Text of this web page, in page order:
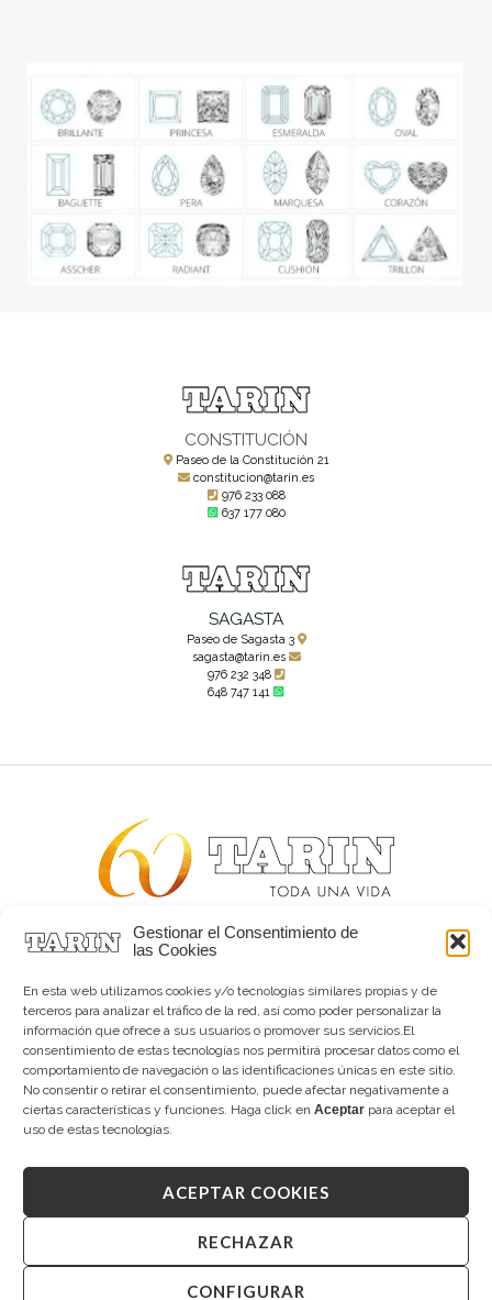
Gestionar el Consentimiento de
las Cookies
En esta web utilizamos cookies y/o tecnologías similares propias y de
terceros para analizar el tráfico de la red, así como poder personalizar la
información que ofrece a sus usuarios o promover sus servicios.El
consentimiento de estas tecnologías nos permitirá procesar datos como el
comportamiento de navegación o las identificaciones únicas en este sitio.
No consentir o retirar el consentimiento, puede afectar negativamente a
ciertas características y funciones. Haga click en Aceptar para aceptar el
uso de estas tecnologías.
ACEPTAR COOKIES
RECHAZAR
CONFIGURAR
CONSTITUCIÓN
Paseo de la Constitución 21
constitucion@tarin.es
976 233 088
637 177 080
SAGASTA
Paseo de Sagasta 3
sagasta@tarin.es
976 232 348
648 747 141
Alta joyería desde 1963
Tarín Magazine
Contacto
Copyright © 2026 Tarín Joyeros
Aviso legal|Política de uso|Política de privacidad
Canal interno de información
Desarrollado porMandalorian Solutions